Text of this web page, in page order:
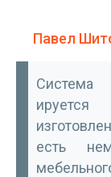
Павел
Система
есть